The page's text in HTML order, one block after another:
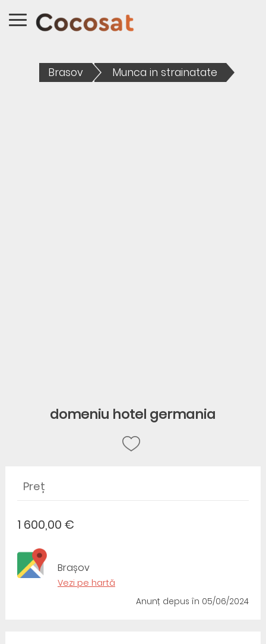
Brasov Munca in strainatate
domeniu hotel germania
Preț
1 600,00 €
Brașov
Vezi pe hartă
Anunț depusîn 05/06/2024